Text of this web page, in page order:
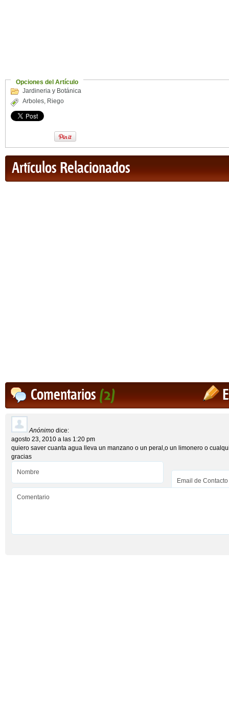
Opciones del Artículo
Jardineria y Botánica
Arboles, Riego
Artículos Relacionados
Comentarios(2)
Anónimo dice:
agosto 23, 2010 a las 1:20 pm
quiero saver cuanta agua lleva un manzano o un peral,o un limonero o
gracias